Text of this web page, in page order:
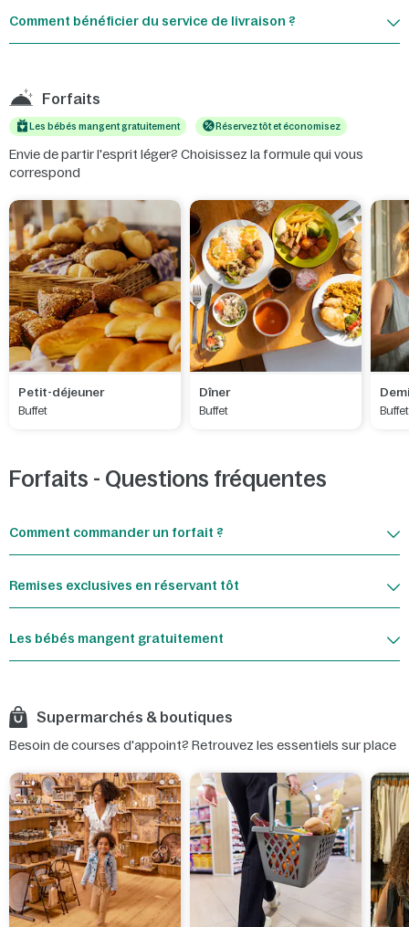
Comment bénéficier du service de livraison ?
Forfaits
Les bébés mangent gratuitement Réservez tôt et économisez
Envie de partir l'esprit léger? Choisissez la formule qui vous
correspond
Petit-déjeuner
Buffet
Dîner
Buffet Buffet
Forfaits - Questions fréquentes
Comment commander un forfait ?
Remises exclusives en réservant tôt
Les bébés mangent gratuitement
Supermarchés & boutiques
Besoin de courses d'appoint? Retrouvez les essentiels sur place